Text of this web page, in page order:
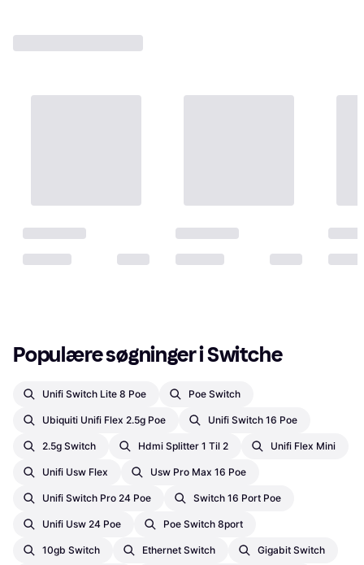
Populære søgninger i Switche
Unifi Switch Lite 8 Poe Poe Switch
Ubiquiti Unifi Flex 2.5g Poe Unifi Switch 16 Poe
2.5g Switch Hdmi Splitter 1 Til 2 Unifi Flex Mini
Unifi Usw Flex Usw Pro Max 16 Poe
Unifi Switch Pro 24 Poe Switch 16 Port Poe
Unifi Usw 24 Poe Poe Switch 8port
10gb Switch Ethernet Switch Gigabit Switch